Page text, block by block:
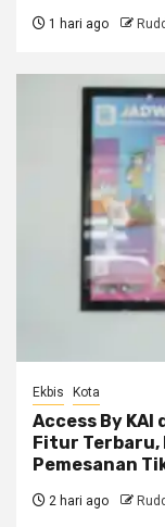
1 hari ago
Ekbis Kota
Access By KAI
Fitur Terbaru,
Pemesanan
2 hari ago